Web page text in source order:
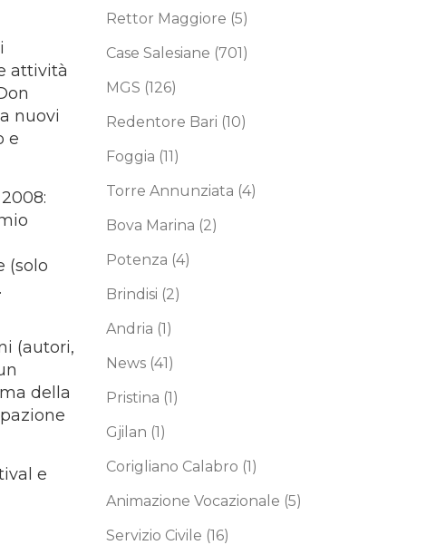
attività
nuovi
e
(solo
(autori,
della
e
Rettor Maggiore (5)
Case Salesiane (701)
MGS (126)
Redentore Bari (10)
Foggia (11)
Torre Annunziata (4)
Bova Marina (2)
Potenza (4)
Brindisi (2)
Andria (1)
News (41)
Pristina (1)
Gjilan (1)
Corigliano Calabro (1)
Animazione Vocazionale (5)
Servizio Civile (16)